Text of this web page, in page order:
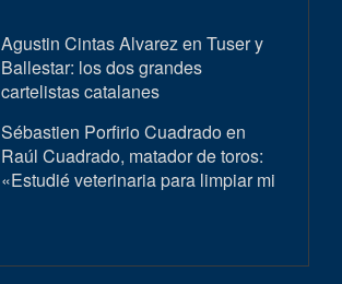
Agustin Cintas Alvarez en Tuser y
Ballestar: los dos grandes
cartelistas catalanes
Sébastien Porfirio Cuadrado en
Raúl Cuadrado, matador de toros:
«Estudié veterinaria para limpiar mi